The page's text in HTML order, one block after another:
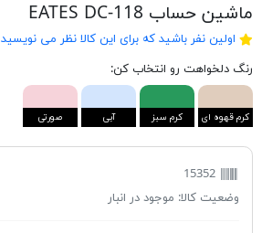
ماشین حساب EATES DC-118
اولین نفر باشید که برای این کالا نظر می نویسید
رنگ دلخواهت رو انتخاب کن:
کرم قهوه ای کرم سبز آبی صورتی
15352
وضعیت کالا: موجود در انبار